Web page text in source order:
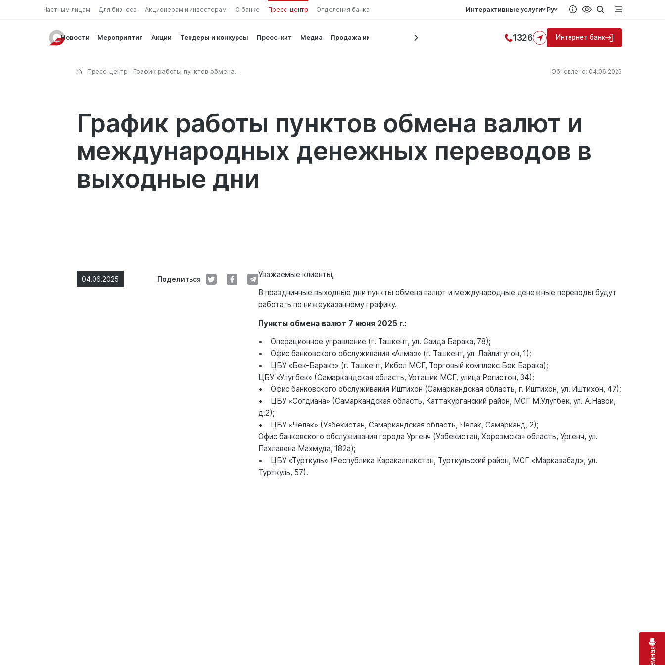
Частным лицам Для бизнеса Акционерам и инвесторам О банке Пресс-центр Отделения банка Интерактивные услуги Ру
Новости Мероприятия Акции Тендеры и конкурсы Пресс-кит Медиа Продажа имущества 1326 Интернет банк
Пресс-центр
График работы пунктов обмена
Обновлено: 04.06.2025
График работы пунктов обмена валют и
международных денежных переводов в
выходные дни
04.06.2025 Поделиться
Уважаемые клиенты,
В праздничные выходные дни пункты обмена валют и международные денежные переводы будут
работать по нижеуказанному графику.
Пункты обмена валют 7 июня 2025 г.:
• Операционное управление (г. Ташкент, ул. Саида Барака, 78);
• Офис банковского обслуживания «Алмаз» (г. Ташкент, ул. Лайлитугон, 1);
• ЦБУ «Бек-Барака» (г. Ташкент, Икбол МСГ, Торговый комплекс Бек Барака);
ЦБУ «Улугбек» (Самаркандская область, Урташик МСГ, улица Регистон, 34);
• Офис банковского обслуживания Иштихон (Самаркандская область, г. Иштихон, ул. Иштихон, 47);
• ЦБУ «Согдиана» (Самаркандская область, Каттакурганский район, МСГ М.Улугбек, ул. А.Навои,
д.2);
• ЦБУ «Челак» (Узбекистан, Самаркандская область, Челак, Самарканд, 2);
Офис банковского обслуживания города Ургенч (Узбекистан, Хорезмская область, Ургенч, ул.
Пахлавона Махмуда, 182а);
• ЦБУ «Турткуль» (Республика Каракалпакстан, Турткульский район, МСГ «Марказабад», ул.
Турткуль, 57).